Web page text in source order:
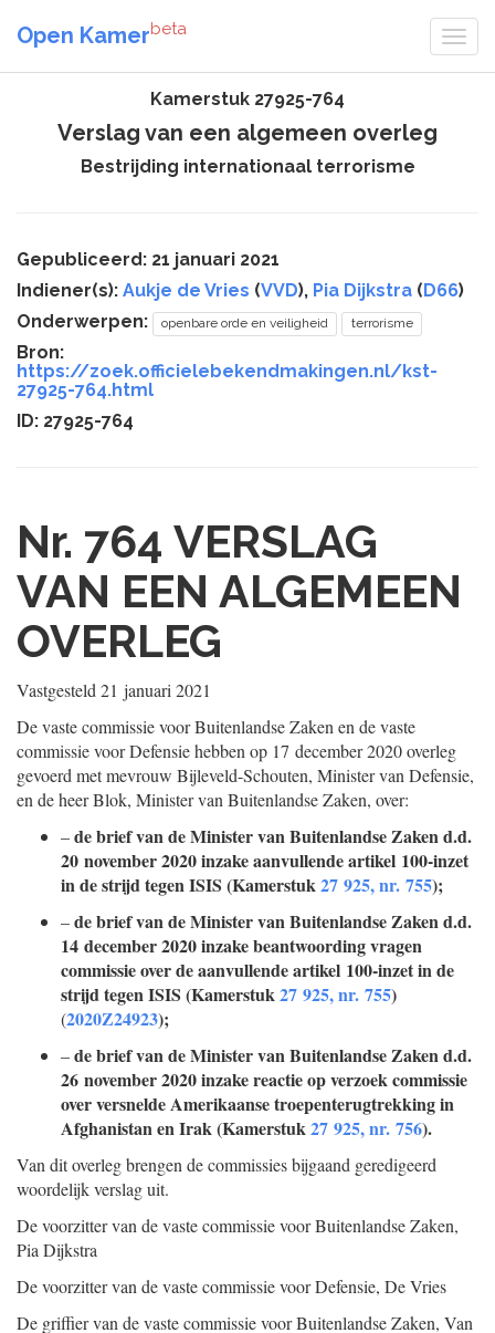
Open Kamerbeta
Kamerstuk 27925-764
Verslag van een algemeen overleg
Bestrijding internationaal terrorisme
Gepubliceerd: 21 januari 2021
Indiener(s): Aukje de Vries (VVD), Pia Dijkstra (D66)
Onderwerpen:
openbare orde en veiligheid terrorisme
Bron:
https://zoek.officielebekendmakingen.nl/kst-
27925-764.html
ID: 27925-764
Nr. 764 VERSLAG
VAN EEN ALGEMEEN
OVERLEG
Vastgesteld 21 januari 2021
De vaste commissie voor Buitenlandse Zaken en de vaste
commissie voor Defensie hebben op 17 december 2020 overleg
gevoerd met mevrouw Bijleveld-Schouten, Minister van Defensie,
en de heer Blok, Minister van Buitenlandse Zaken, over:
–de brief van de Minister van Buitenlandse Zaken d.d.
20 november 2020 inzake aanvullende artikel 100-inzet
in de strijd tegen ISIS (Kamerstuk27 925, nr. 755);
–de brief van de Minister van Buitenlandse Zaken d.d.
14 december 2020 inzake beantwoording vragen
commissie over de aanvullende artikel 100-inzet in de
strijd tegen ISIS (Kamerstuk27 925, nr. 755)
(2020Z24923);
–de brief van de Minister van Buitenlandse Zaken d.d.
26 november 2020 inzake reactie op verzoek commissie
over versnelde Amerikaanse troepenterugtrekking in
Afghanistan en Irak (Kamerstuk27 925, nr. 756).
Van dit overleg brengen de commissies bijgaand geredigeerd
woordelijk verslag uit.
De voorzitter van de vaste commissie voor Buitenlandse Zaken,
Pia Dijkstra
De voorzitter van de vaste commissie voor Defensie, De Vries
De griffier van de vaste commissie voor Buitenlandse Zaken, Van